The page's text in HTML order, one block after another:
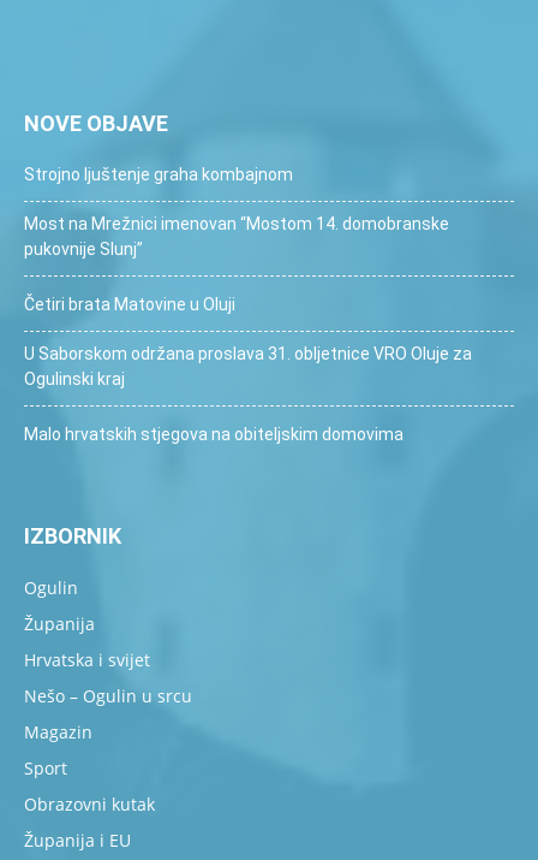
NOVE OBJAVE
Strojno ljuštenje graha kombajnom
Most na Mrežnici imenovan “Mostom 14. domobranske
pukovnije Slunj”
Četiri brata Matovine u Oluji
U Saborskom održana proslava 31. obljetnice VRO Oluje za
Ogulinski kraj
Malo hrvatskih stjegova na obiteljskim domovima
IZBORNIK
Ogulin
Županija
Hrvatska i svijet
Nešo – Ogulin u srcu
Magazin
Sport
Obrazovni kutak
Županija i EU